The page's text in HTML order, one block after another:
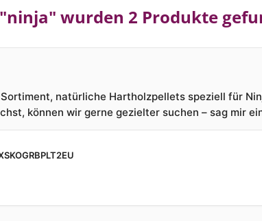
wurden 2 Produkte
natürliche Hartholzpellets speziell für
können wir gerne gezielter suchen – sag mir